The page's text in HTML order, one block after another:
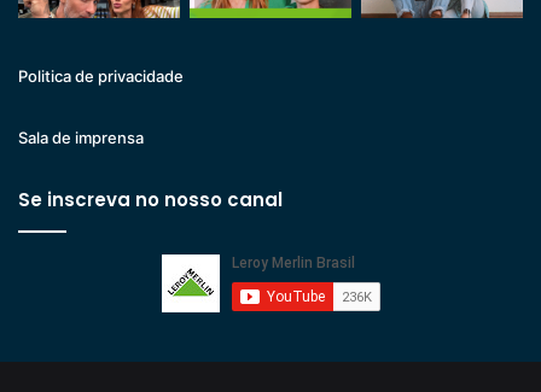
Politica de privacidade
Sala de imprensa
Se inscreva no nosso canal